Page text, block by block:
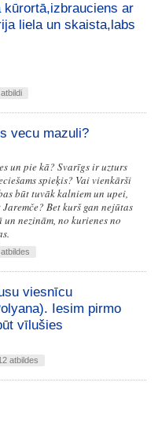
ar
liela un skaista,labs
vecu mazuli?
un pie kā? Svarīgs ir uzturs
spieķis? Vai vienkārši
būt tuvāk kalniem un upei,
Bet kurš gan nejūtas
nezinām, no kurienes no
viesnīcu
Iesim pirmo
vīlušies
atbildes